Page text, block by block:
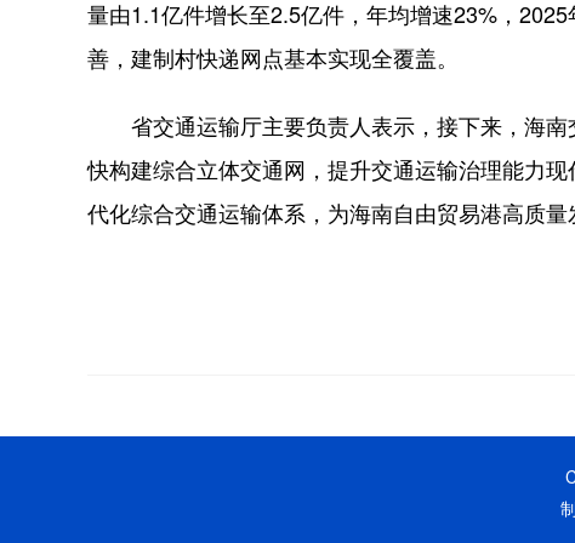
量由1.1亿件增长至2.5亿件，年均增速23%，
善，建制村快递网点基本实现全覆盖。
省交通运输厅主要负责人表示，接下来，海南
快构建综合立体交通网，提升交通运输治理能力
代化综合交通运输体系，为海南自由贸易港高质